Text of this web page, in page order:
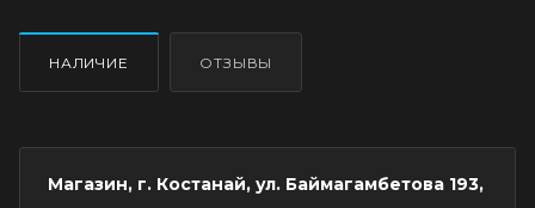
НАЛИЧИЕ ОТЗЫВЫ
Магазин, г. Костанай, ул. Баймагамбетова 193,